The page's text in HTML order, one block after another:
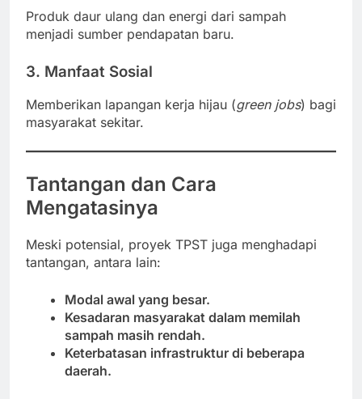
Produk daur ulang dan energi dari sampah
menjadi sumber pendapatan baru.
3. Manfaat Sosial
Memberikan lapangan kerja hijau (green jobs) bagi
masyarakat sekitar.
Tantangan dan Cara
Mengatasinya
Meski potensial, proyek TPST juga menghadapi
tantangan, antara lain:
Modal awal yang besar.
Kesadaran masyarakat dalam memilah
sampah masih rendah.
Keterbatasan infrastruktur di beberapa
daerah.